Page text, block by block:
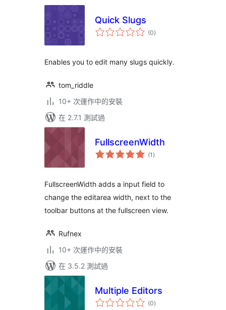
Quick Slugs
(0總
評)
Enables you to edit many slugs quickly.
tom_riddle
10+ 次運作中的安裝
在 2.7.1 測試過
FullscreenWidth
(1 總
評)
FullscreenWidth adds a input field to
change the editarea width, next to the
toolbar buttons at the fullscreen view.
Rufnex
10+ 次運作中的安裝
在 3.5.2 測試過
Multiple Editors
(0總
評)